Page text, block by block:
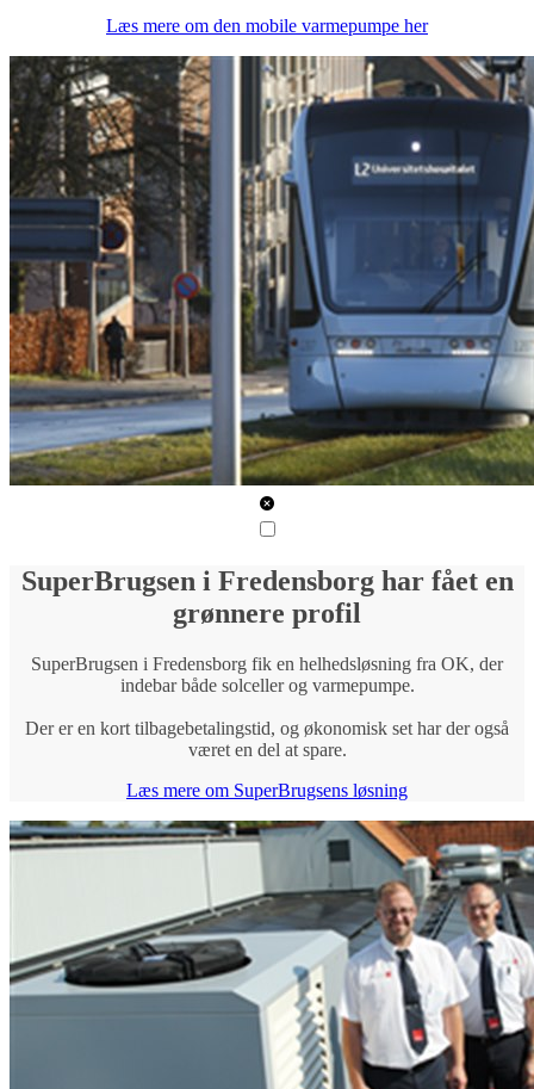
Læs mere om den mobile varmepumpe her
SuperBrugsen i Fredensborg har fået en
grønnere profil
SuperBrugsen i Fredensborg fik en helhedsløsning fra OK, der
indebar både solceller og varmepumpe.
Der er en kort tilbagebetalingstid, og økonomisk set har der også
været en del at spare.
Læs mere om SuperBrugsens løsning